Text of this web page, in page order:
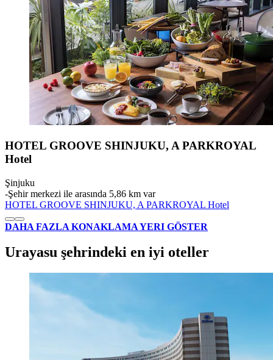
HOTEL GROOVE SHINJUKU, A PARKROYAL
Hotel
Şinjuku
‐Şehir merkezi ile arasında 5,86 km var
HOTEL GROOVE SHINJUKU, A PARKROYAL Hotel
DAHA FAZLA KONAKLAMA YERI GÖSTER
Urayasu şehrindeki en iyi oteller